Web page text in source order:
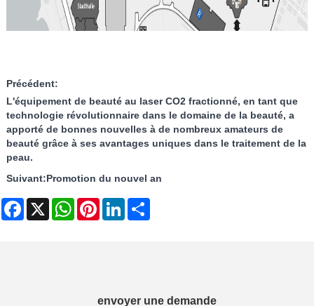
Précédent:
L'équipement de beauté au laser CO2 fractionné, en tant que
technologie révolutionnaire dans le domaine de la beauté, a
apporté de bonnes nouvelles à de nombreux amateurs de
beauté grâce à ses avantages uniques dans le traitement de la
peau.
Suivant:Promotion du nouvel an
Facebook
X WhatsAppPinterestLinkedIn
envoyer une demande